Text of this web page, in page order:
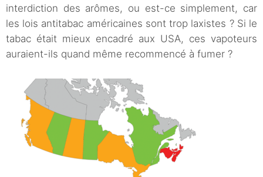
interdiction des arômes, ou est-ce simplement, car
les lois antitabac américaines sont trop laxistes ? Si le
tabac était mieux encadré aux USA, ces vapoteurs
auraient-ils quand même recommencé à fumer ?